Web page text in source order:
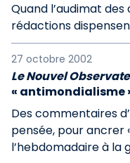
Quand l’audimat
rédactions
27 octobre 2002
Le Nouvel
« antimondialisme
Des commentaires
pensée, pour ancrer
l’hebdomadaire à la